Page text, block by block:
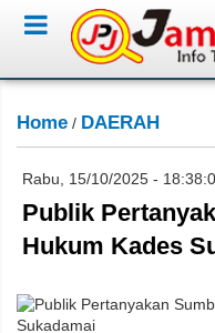
Home / DAERAH
Rabu, 15/10/2025 -
Publik
Hukum Kades